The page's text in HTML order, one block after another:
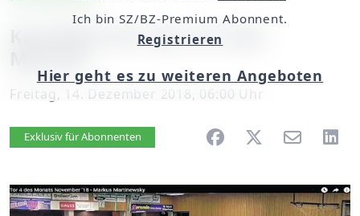
Kandidat für das Tor des
Freitag, 14. Dezember 2018, 06:00 Uhr
Artikel vorlesen
Exklusiv für Abonnenten
Ich bin SZ/BZ-Premium Abonnent.
Registrieren
Hier geht es zu weiteren Angeboten